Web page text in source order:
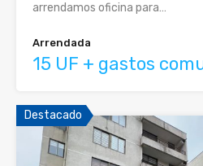
arrendamos oficina para…
Arrendada
15 UF + gastos
Destacado